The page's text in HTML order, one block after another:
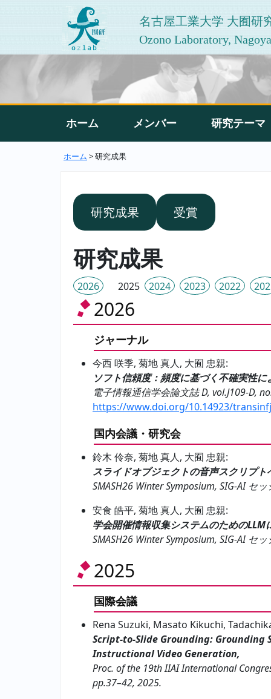
名古屋工業大学 大囿研
Ozono Laboratory,
ホーム メンバー 研究テーマ
ホーム > 研究成果
研究成果 受賞
研究成果
2026 2025 2024 2023 2022
2026
ジャーナル
今西 咲季, 菊地 真人, 大囿 忠親:
ソフト信頼度：頻度に基づく不確実性
電子情報通信学会論文誌 D, vol.J109-D,
https://www.doi.org/10.14923/
国内会議・研究会
鈴木 伶奈, 菊地 真人, 大囿 忠親:
スライドオブジェクトの音声スクリプ
SMASH26 Winter Symposium, SIG-AI セ
安食 皓平, 菊地 真人, 大囿 忠親:
学会開催情報収集システムのための
SMASH26 Winter Symposium, SIG-AI セ
2025
国際会議
Rena Suzuki, Masato Kikuchi,
Script-to-Slide Grounding: Grounding
Instructional Video Generation,
Proc. of the 19th IIAI International
pp.37–42, 2025.